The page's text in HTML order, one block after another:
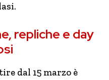
repliche e day
dal 15 marzo è